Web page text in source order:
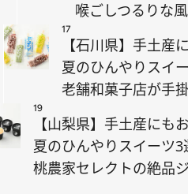
喉ごしつるりな
17
【石川県】手土産
夏のひんやりスイ
老舗和菓子店が手
19
【山梨県】手土産にも
夏のひんやりスイーツ3
桃農家セレクトの絶品